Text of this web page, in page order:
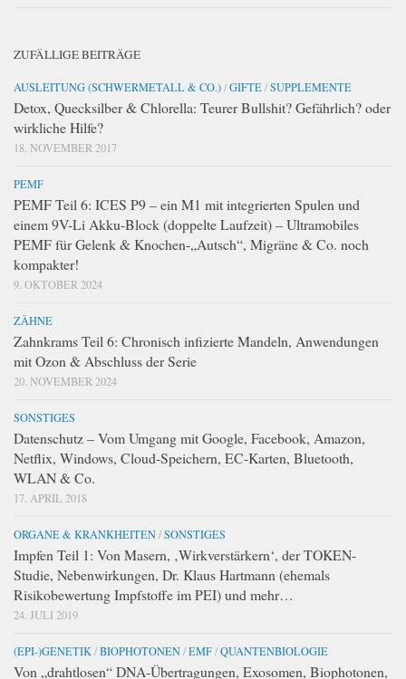
ZUFÄLLIGE BEITRÄGE
AUSLEITUNG (SCHWERMETALL & CO.)/GIFTE/SUPPLEMENTE
Detox, Quecksilber & Chlorella: Teurer Bullshit? Gefährlich? oder
wirkliche Hilfe?
18. NOVEMBER 2017
PEMF
PEMF Teil 6: ICES P9 – ein M1 mit integrierten Spulen und
einem 9V-Li Akku-Block (doppelte Laufzeit) – Ultramobiles
PEMF für Gelenk & Knochen-„Autsch“, Migräne & Co. noch
kompakter!
9. OKTOBER 2024
ZÄHNE
Zahnkrams Teil 6: Chronisch infizierte Mandeln, Anwendungen
mit Ozon & Abschluss der Serie
20. NOVEMBER 2024
SONSTIGES
Datenschutz – Vom Umgang mit Google, Facebook, Amazon,
Netflix, Windows, Cloud-Speichern, EC-Karten, Bluetooth,
WLAN & Co.
17. APRIL 2018
ORGANE & KRANKHEITEN/SONSTIGES
Impfen Teil 1: Von Masern, ‚Wirkverstärkern‘, der TOKEN-
Studie, Nebenwirkungen, Dr. Klaus Hartmann (ehemals
Risikobewertung Impfstoffe im PEI) und mehr…
24. JULI 2019
(EPI-)GENETIK /BIOPHOTONEN/EMF/QUANTENBIOLOGIE
Von „drahtlosen“ DNA-Übertragungen, Exosomen, Biophotonen,